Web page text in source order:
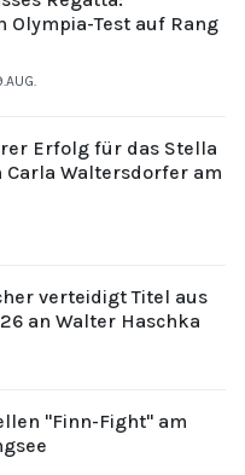
Test auf Rang
Erfolg für das Stella
Carla Waltersdorfer am
verteidigt Titel aus
an Walter Haschka
"Finn-Fight" am